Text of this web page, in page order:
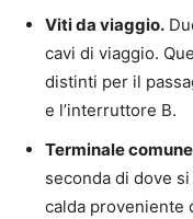
Viti da viaggio.
cavi di viaggio.
distinti per il
e l’interruttore B.
Terminale
seconda di dove
calda proveniente